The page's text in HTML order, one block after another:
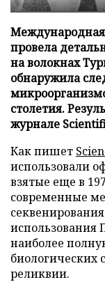
Международная
провела
на волокнах
обнаружила
столетия.
журнале
Как пишет
использовали
взятые еще в
современные
использования
наиболее
биологических
реликвии.